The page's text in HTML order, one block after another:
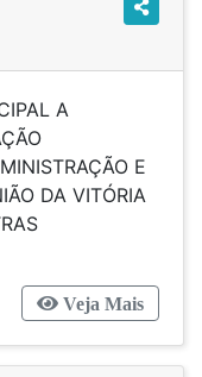
A
E
DA VITÓRIA
Veja Mais